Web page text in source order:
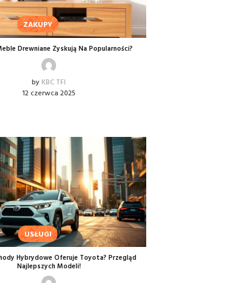
ZAKUPY
Drewniane Zyskują Na Popularności?
by KBC TFI
12 czerwca 2025
USŁUGI
Hybrydowe Oferuje Toyota? Przegląd
Najlepszych Modeli!